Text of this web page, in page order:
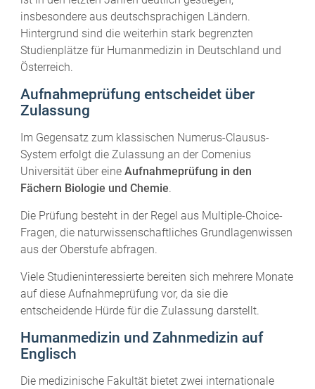
insbesondere aus deutschsprachigen Ländern.
Hintergrund sind die weiterhin stark begrenzten
Studienplätze für Humanmedizin in Deutschland und
Österreich.
Aufnahmeprüfung entscheidet über
Zulassung
Im Gegensatz zum klassischen Numerus-Clausus-
System erfolgt die Zulassung an der Comenius
Universität über eine Aufnahmeprüfung in den
Fächern Biologie und Chemie.
Die Prüfung besteht in der Regel aus Multiple-Choice-
Fragen, die naturwissenschaftliches Grundlagenwissen
aus der Oberstufe abfragen.
Viele Studieninteressierte bereiten sich mehrere Monate
auf diese Aufnahmeprüfung vor, da sie die
entscheidende Hürde für die Zulassung darstellt.
Humanmedizin und Zahnmedizin auf
Englisch
Die medizinische Fakultät bietet zwei internationale